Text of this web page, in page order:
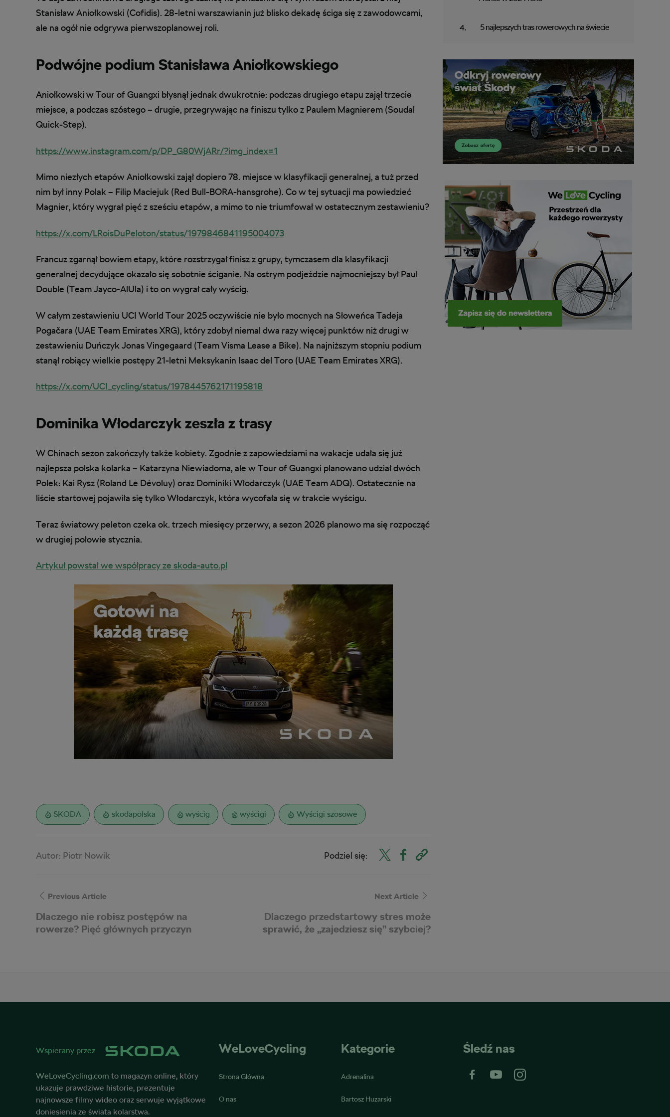
Stanisław Aniołkowski (Cofidis). 28-letni warszawianin już blisko dekadę ściga się z zawodowcami,
ale na ogół nie odgrywa pierwszoplanowej roli.
Podwójne podium Stanisława Aniołkowskiego
Aniołkowski w Tour of Guangxi błysnął jednak dwukrotnie: podczas drugiego etapu zajął trzecie
miejsce, a podczas szóstego – drugie, przegrywając na finiszu tylko z Paulem Magnierem (Soudal
Quick-Step).
https://www.instagram.com/p/DP_G80WjARr/?img_index=1
Mimo niezłych etapów Aniołkowski zajął dopiero 78. miejsce w klasyfikacji generalnej, a tuż przed
nim był inny Polak – Filip Maciejuk (Red Bull-BORA-hansgrohe). Co w tej sytuacji ma powiedzieć
Magnier, który wygrał pięć z sześciu etapów, a mimo to nie triumfował w ostatecznym zestawieniu?
https://x.com/LRoisDuPeloton/status/1979846841195004073
Francuz zgarnął bowiem etapy, które rozstrzygał finisz z grupy, tymczasem dla klasyfikacji
generalnej decydujące okazało się sobotnie ściganie. Na ostrym podjeździe najmocniejszy był Paul
Double (Team Jayco-AlUla) i to on wygrał cały wyścig.
W całym zestawieniu UCI World Tour 2025 oczywiście nie było mocnych na Słoweńca Tadeja
Pogačara (UAE Team Emirates XRG), który zdobył niemal dwa razy więcej punktów niż drugi w
zestawieniu Duńczyk Jonas Vingegaard (Team Visma Lease a Bike). Na najniższym stopniu podium
stanął robiący wielkie postępy 21-letni Meksykanin Isaac del Toro (UAE Team Emirates XRG).
https://x.com/UCI_cycling/status/1978445762171195818
Dominika Włodarczyk zeszła z trasy
W Chinach sezon zakończyły także kobiety. Zgodnie z zapowiedziami na wakacje udała się już
najlepsza polska kolarka – Katarzyna Niewiadoma, ale w Tour of Guangxi planowano udział dwóch
Polek: Kai Rysz (Roland Le Dévoluy) oraz Dominiki Włodarczyk (UAE Team ADQ). Ostatecznie na
liście startowej pojawiła się tylko Włodarczyk, która wycofała się w trakcie wyścigu.
Teraz światowy peleton czeka ok. trzech miesięcy przerwy, a sezon 2026 planowo ma się rozpocząć
w drugiej połowie stycznia.
Artykuł powstał we współpracy ze skoda-auto.pl
SKODA skodapolska wyścig wyścigi Wyścigi szosowe
Autor: Piotr Nowik Podziel się:
Previous Article
Dlaczego nie robisz postępów na
rowerze? Pięć głównych przyczyn
Next Article
Dlaczego przedstartowy stres może
sprawić, że „zajedziesz się” szybciej?
5 najlepszych tras rowerowych na świecie
Wspierany przez
WeLoveCycling.com to magazyn online, który
ukazuje prawdziwe historie, prezentuje
najnowsze filmy wideo oraz serwuje wyjątkowe
doniesienia ze świata kolarstwa.
WeLoveCycling
Strona Główna
O nas
Kategorie
Adrenalina
Bartosz Huzarski
Śledź nas